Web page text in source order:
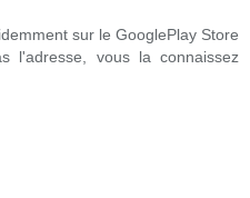
sur le GooglePlay Store
l'adresse, vous la connaissez